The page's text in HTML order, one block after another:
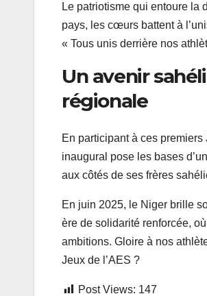
Le patriotisme qui entoure la
pays, les cœurs battent à
« Tous unis derrière nos
Un avenir
régionale
En participant à ces
inaugural pose les bases
aux côtés de ses frères
En juin 2025, le Niger brille
ère de solidarité renforcée,
ambitions. Gloire à nos
Jeux de l’AES ?
Post Views: 147